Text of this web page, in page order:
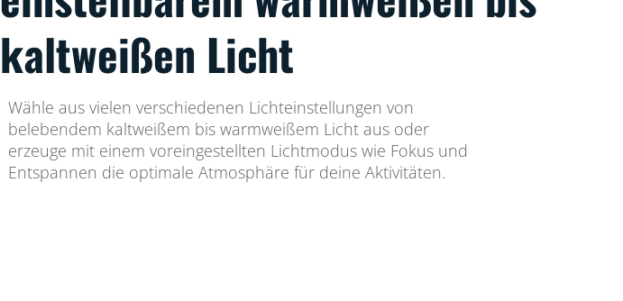
kaltweißen Licht
Wähle aus vielen verschiedenen Lichteinstellungen von
belebendem kaltweißem bis warmweißem Licht aus oder
erzeuge mit einem voreingestellten Lichtmodus wie Fokus und
Entspannen die optimale Atmosphäre für deine Aktivitäten.